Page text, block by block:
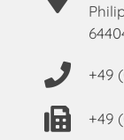
+49
+49